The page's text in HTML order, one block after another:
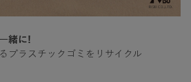
緒に!
プラスチックゴミをリサイクル